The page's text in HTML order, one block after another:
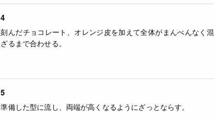
4
刻んだチョコレート、オレンジ皮を加えて全体がまんべんなく混
ざるまで合わせる。
5
準備した型に流し、両端が高くなるようにざっとならす。